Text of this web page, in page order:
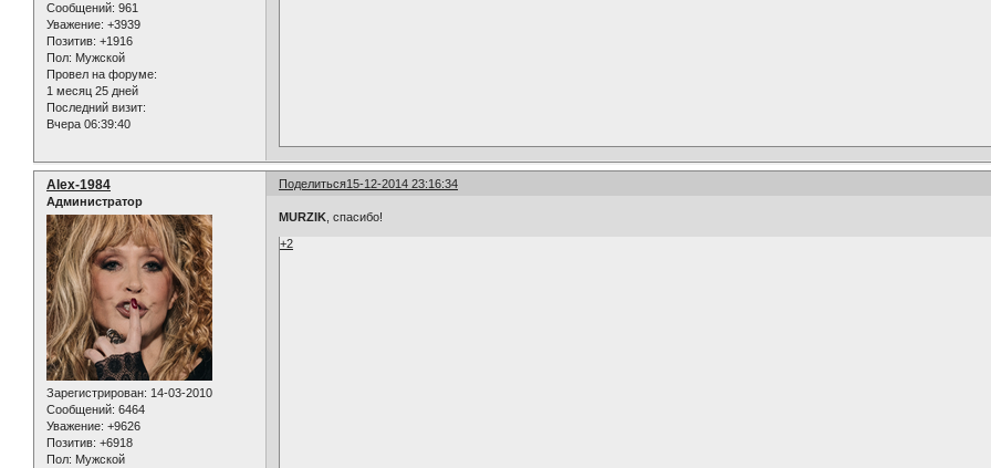
Сообщений: 961
Уважение: +3939
Позитив: +1916
Пол: Мужской
Провел на форуме:
1 месяц 25 дней
Последний визит:
Вчера 06:39:40
Поделиться15-12-2014 23:16:34
Alex-1984
Администратор
Зарегистрирован: 14-03-2010
Сообщений: 6464
Уважение: +9626
Позитив: +6918
Пол: Мужской
MURZIK , спасибо!
+2